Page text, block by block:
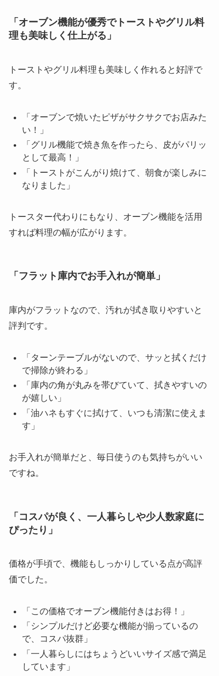
「オーブン機能が優秀でトーストやグリル料
理も美味しく仕上がる」
トーストやグリル料理も美味しく作れると好評で
す。
「オーブンで焼いたピザがサクサクでお店みた
い！」
「グリル機能で焼き魚を作ったら、皮がパリッ
として最高！」
「トーストがこんがり焼けて、朝食が楽しみに
なりました」
トースター代わりにもなり、オーブン機能を活用
すれば料理の幅が広がります。
「フラット庫内でお手入れが簡単」
庫内がフラットなので、汚れが拭き取りやすいと
評判です。
「ターンテーブルがないので、サッと拭くだけ
で掃除が終わる」
「庫内の角が丸みを帯びていて、拭きやすいの
が嬉しい」
「油ハネもすぐに拭けて、いつも清潔に使えま
す」
お手入れが簡単だと、毎日使うのも気持ちがいい
ですね。
「コスパが良く、一人暮らしや少人数家庭に
ぴったり」
価格が手頃で、機能もしっかりしている点が高評
価でした。
「この価格でオーブン機能付きはお得！」
「シンプルだけど必要な機能が揃っているの
で、コスパ抜群」
「一人暮らしにはちょうどいいサイズ感で満足
しています」